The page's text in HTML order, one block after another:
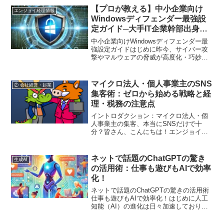
いる筆者が、実際の経験と知識を交えて
執筆しています。ここで...
エンジョイ経理情報
【プロが教える】中小企業向け
Windowsディフェンダー最強設
定ガイド─大手IT企業幹部出身の
セキュリティエンジニアが徹底解
説！
中小企業向けWindowsディフェンダー最
強設定ガイドはじめに昨今、サイバー攻
撃やマルウェアの脅威が高度化・巧妙化
先事項となっています。数あるセキュリ
ティソフトの中で、...
② 会社経営・起業
マイクロ法人・個人事業主のSNS
集客術：ゼロから始める戦略と経
理・税務の注意点
イントロダクション：マイクロ法人・個
人事業主の集客、本当にSNSだけで十
分？皆さん、こんにちは！エンジョイ経
人を運営されている方、あるいは個人事
業主として日々奮闘されて...
生成AI
ネットで話題のChatGPTの驚き
の活用術：仕事も遊びもAIで効率
化！
ネットで話題のChatGPTの驚きの活用術
仕事も遊びもAIで効率化！はじめに人工
知能（AI）の進化は日々加速しており、